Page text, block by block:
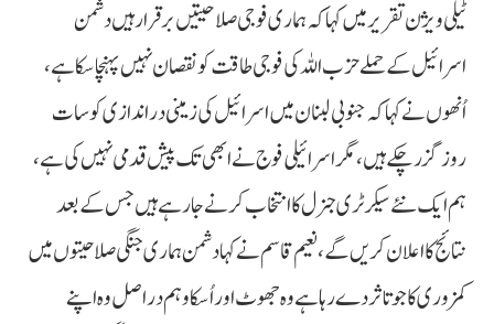
ٹیلی ویژن تقریر میں کہا کہ ہماری فوجی صلاحیتیں برقرار ہیں دشمن
اسرائیل کے حملے حزب اللہ کی فوجی طاقت کو نقصان نہیں پہنچا سکا ہے،
اُنھوں نے کہا کہ جنوبی لبنان میں اسرائیل کی زمینی دراندازی کو سات
روز گزر چکے ہیں، مگر اسرائیلی فوج نے ابھی تک پیش قدمی نہیں کی ہے،
ہم ایک نئے سیکرٹری جنرل کا انتخاب کرنے جارہے ہیں جس کے بعد
نتائج کا اعلان کریں گے، نعیم قاسم نے کہا دشمن ہماری جنگی صلاحیتوں میں
کمزوری کا جو تاثر دے رہا ہے وہ جھوٹ اور اُسکا وہم دراصل وہ اپنے